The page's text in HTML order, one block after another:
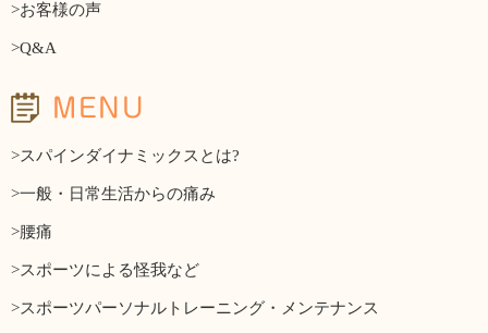
>お客様の声
>Q&A
MENU
>スパインダイナミックスとは?
>一般・日常生活からの痛み
>腰痛
>スポーツによる怪我など
>スポーツパーソナルトレーニング・メンテナンス